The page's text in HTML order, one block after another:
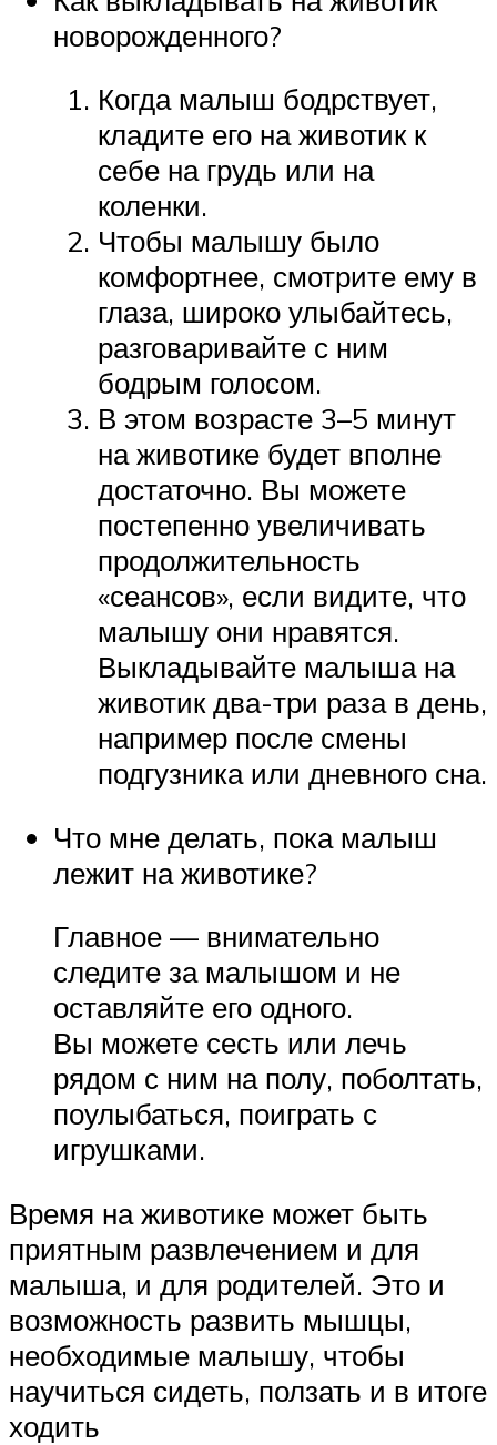
новорожденного?
Когда малыш бодрствует,
кладите его на животик к
себе на грудь или на
коленки.
Чтобы малышу было
комфортнее, смотрите ему в
глаза, широко улыбайтесь,
разговаривайте с ним
бодрым голосом.
В этом возрасте 3–5 минут
на животике будет вполне
достаточно. Вы можете
постепенно увеличивать
продолжительность
«сеансов», если видите, что
малышу они нравятся.
Выкладывайте малыша на
животик два-три раза в день,
например после смены
подгузника или дневного сна.
Что мне делать, пока малыш
лежит на животике?
Главное — внимательно
следите за малышом и не
оставляйте его одного.
Вы можете сесть или лечь
рядом с ним на полу, поболтать,
поулыбаться, поиграть с
игрушками.
Время на животике может быть
приятным развлечением и для
малыша, и для родителей. Это и
возможность развить мышцы,
необходимые малышу, чтобы
научиться сидеть, ползать и в итоге
ходить